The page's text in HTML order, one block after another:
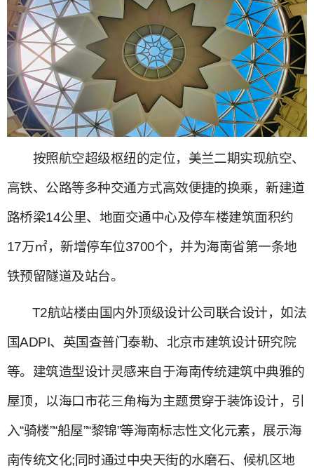
按照航空超级枢纽的定位，美兰二期实现航空、
高铁、公路等多种交通方式高效便捷的换乘，新建道
路桥梁14公里、地面交通中心及停车楼建筑面积约
17万㎡，新增停车位3700个，并为海南省第一条地
铁预留隧道及站台。
T2航站楼由国内外顶级设计公司联合设计，如法
国ADPI、英国查普门泰勒、北京市建筑设计研究院
等。建筑造型设计灵感来自于海南传统建筑中典雅的
屋顶，以海口市花三角梅为主题贯穿于装饰设计，引
入“骑楼”“船屋”“黎锦”等海南标志性文化元素，展示海
南传统文化;同时通过中央天街的水磨石、候机区地